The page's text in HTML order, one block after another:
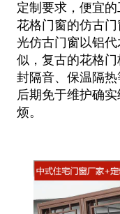
定制要求，便宜
花格门窗的仿古
光仿古门窗以铝
似，复古的花格
封隔音、保温隔
后期免于维护确
烦。